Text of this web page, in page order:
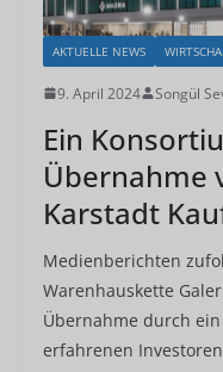
AKTUELLE NEWS
9. April 2024 Songül
Ein
Übernahme
Karstadt
Medienberichten
Warenhauskette
Übernahme durch
erfahrenen Investoren